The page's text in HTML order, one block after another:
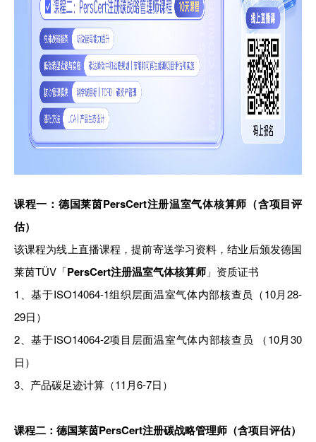
课程一： 德国莱茵PersCert注册温室气体核算师（含项目评
估）
该课程为线上直播课程，提前寄送学习资料，结业后颁发德国
莱茵TÜV「PersCert注册温室气体核算师 」资质证书
1、基于ISO14064-1组织层面温室气体内部核查员（10月28-
29日）
2、基于ISO14064-2项目层面温室气体内部核查员 （10月30
日）
3、 产品碳足迹计算（11月6-7日）
课程二： 德国莱茵PersCert注册碳战略管理师（含项目评估）